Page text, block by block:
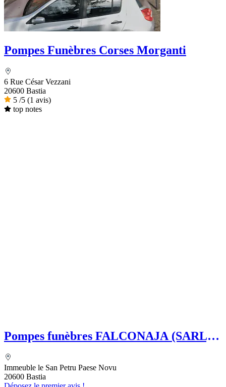
Pompes Funèbres Corses Morganti
6 Rue César Vezzani
20600 Bastia
5 /5 (1 avis)
top notes
Pompes funèbres FALCONAJA (SARL)
Immeuble le San Petru Paese Novu
20600 Bastia